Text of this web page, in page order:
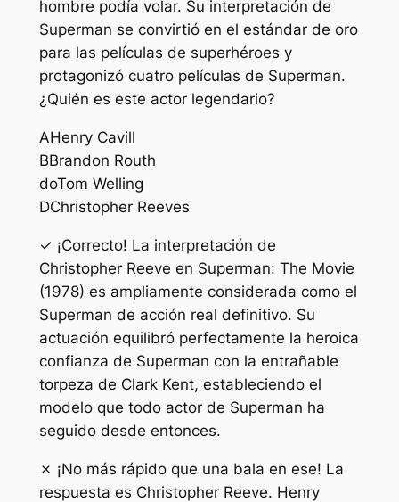
hombre podía volar. Su interpretación de
Superman se convirtió en el estándar de oro
para las películas de superhéroes y
protagonizó cuatro películas de Superman.
¿Quién es este actor legendario?
AHenry Cavill
BBrandon Routh
doTom Welling
DChristopher Reeves
✓ ¡Correcto! La interpretación de
Christopher Reeve en Superman: The Movie
(1978) es ampliamente considerada como el
Superman de acción real definitivo. Su
actuación equilibró perfectamente la heroica
confianza de Superman con la entrañable
torpeza de Clark Kent, estableciendo el
modelo que todo actor de Superman ha
seguido desde entonces.
✗ ¡No más rápido que una bala en ese! La
respuesta es Christopher Reeve. Henry